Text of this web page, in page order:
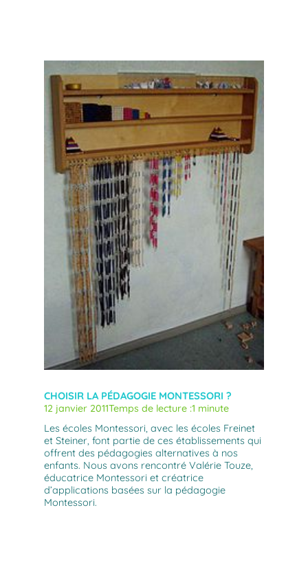
CHOISIR LA PÉDAGOGIE MONTESSORI ?
12 janvier 2011Temps de lecture :1 minute
Les écoles Montessori, avec les écoles Freinet
et Steiner, font partie de ces établissements qui
offrent des pédagogies alternatives à nos
enfants. Nous avons rencontré Valérie Touze,
éducatrice Montessori et créatrice
d’applications basées sur la pédagogie
Montessori.